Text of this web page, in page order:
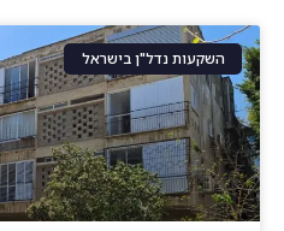
השקעות נדל"ן בישראל